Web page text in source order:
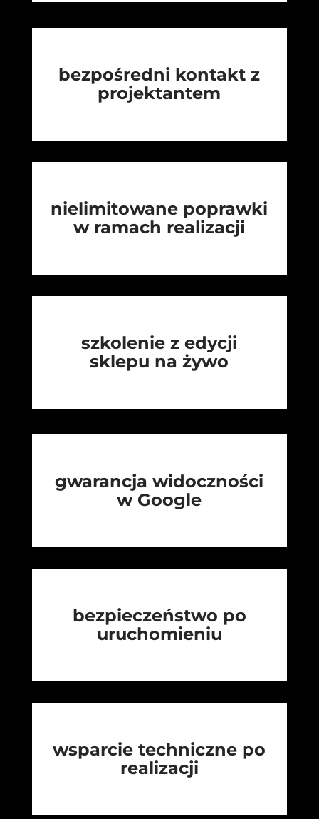
bezpośredni kontakt z
projektantem
nielimitowane poprawki
w ramach realizacji
szkolenie z edycji
sklepu na żywo
gwarancja widoczności
w Google
bezpieczeństwo po
uruchomieniu
wsparcie techniczne po
realizacji